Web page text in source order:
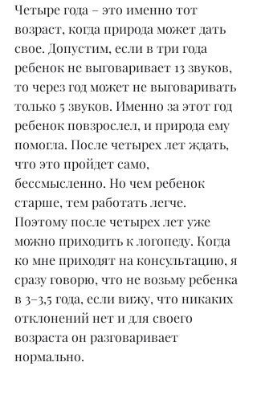
Четыре года – это именно тот
возраст, когда природа может дать
свое. Допустим, если в три года
ребенок не выговаривает 13 звуков,
то через год может не выговаривать
только 5 звуков. Именно за этот год
ребенок повзрослел, и природа ему
помогла. После четырех лет ждать,
что это пройдет само,
бессмысленно. Но чем ребенок
старше, тем работать легче.
Поэтому после четырех лет уже
можно приходить к логопеду. Когда
ко мне приходят на консультацию, я
сразу говорю, что не возьму ребенка
в 3–3,5 года, если вижу, что никаких
отклонений нет и для своего
возраста он разговаривает
нормально.